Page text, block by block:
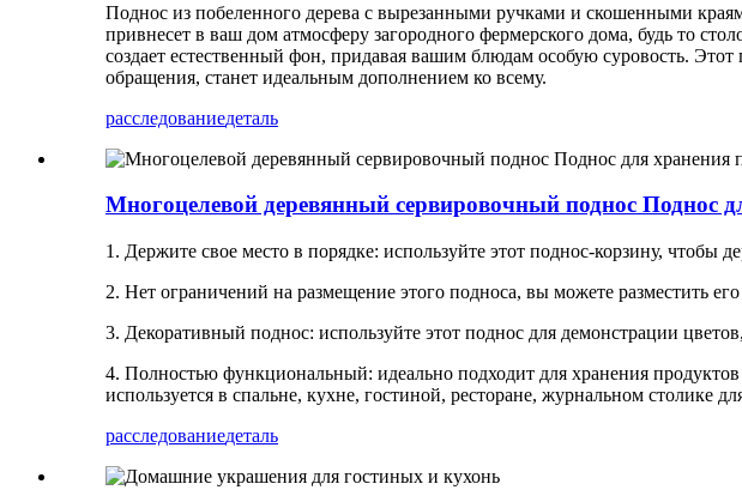
Поднос из побеленного дерева с вырезанными ручками и скошенными
привнесет в ваш дом атмосферу загородного фермерского дома, будь то
создает естественный фон, придавая вашим блюдам особую суровость.
обращения, станет идеальным дополнением ко всему.
расследованиедеталь
Многоцелевой деревянный сервировочный поднос Поднос
1. Держите свое место в порядке: используйте этот поднос-корзину,
2. Нет ограничений на размещение этого подноса, вы можете разместить
3. Декоративный поднос: используйте этот поднос для демонстрации
4. Полностью функциональный: идеально подходит для хранения
используется в спальне, кухне, гостиной, ресторане, журнальном столике
расследованиедеталь